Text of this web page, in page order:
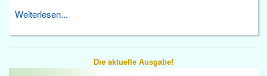
Weiterlesen...
Die aktuelle Ausgabe!